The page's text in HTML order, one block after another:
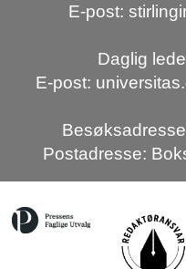
E-post:
Daglig
E-post:
Postadresse: